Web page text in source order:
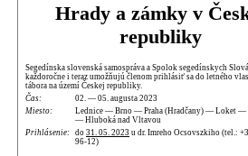
Hrady a zámky v
republiky
Segedínska slovenská samospráva a Spolok segedínskych
každoročne i teraz umožňujú členom prihlásiť sa do letného
tábora na území Českej republiky.
Čas:
02. — 05. augusta 2023
Miesto:
Lednice — Brno — Praha (Hradčany) — Loket —
— Hluboká nad Vltavou
Prihlásenie: do 31. 05. 2023 u dr. Imreho Ocsovszkiho (tel.:
96-12)